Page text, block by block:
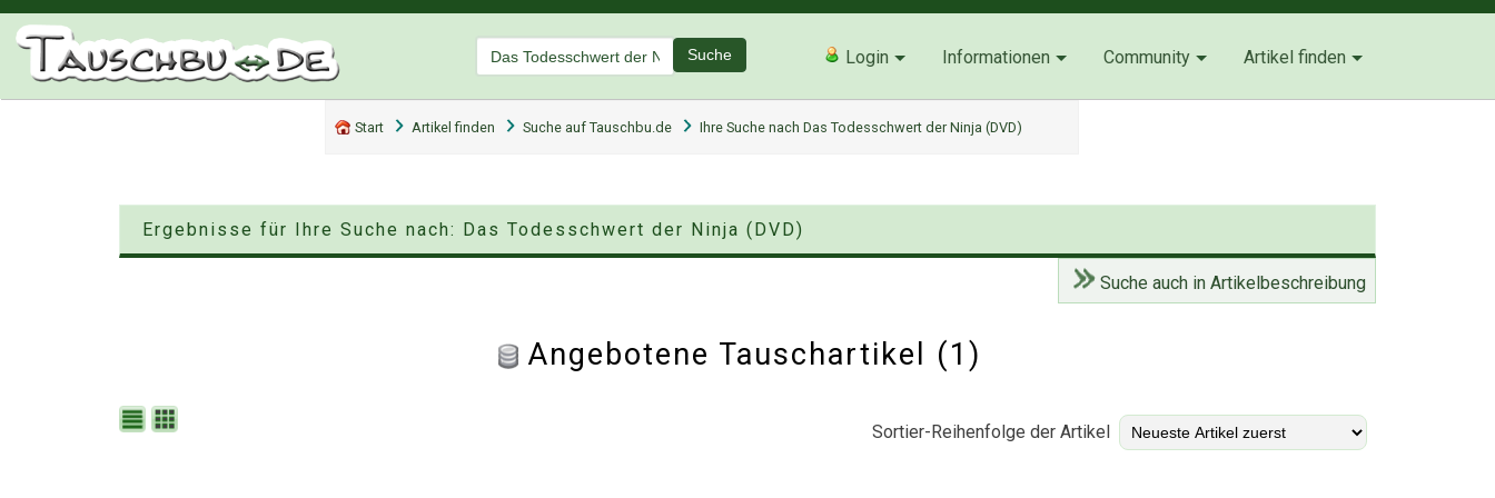
Suche Login Informationen Community Artikel finden
Start Artikel finden Suche auf Tauschbu.de Ihre Suche nach Das Todesschwert der Ninja (DVD)
Ergebnisse für Ihre Suche nach: Das Todesschwert der Ninja (DVD)
Suche auch in Artikelbeschreibung
Angebotene Tauschartikel (1)
Sortier-Reihenfolge der Artikel